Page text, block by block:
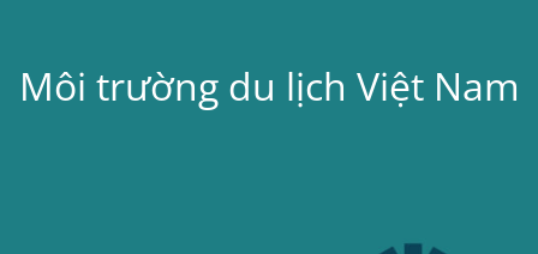
Môi trường du lịch Việt Nam